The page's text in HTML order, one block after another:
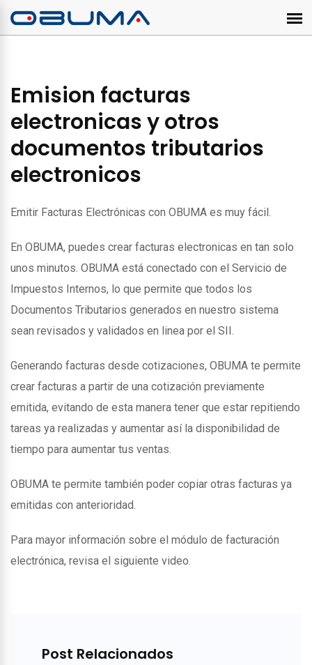
Emision facturas
electronicas y otros
documentos tributarios
electronicos
Emitir Facturas Electrónicas con OBUMA es muy fácil.
En OBUMA, puedes crear facturas electronicas en tan solo
unos minutos. OBUMA está conectado con el Servicio de
Impuestos Internos, lo que permite que todos los
Documentos Tributarios generados en nuestro sistema
sean revisados y validados en linea por el SII.
Generando facturas desde cotizaciones, OBUMA te permite
crear facturas a partir de una cotización previamente
emitida, evitando de esta manera tener que estar repitiendo
tareas ya realizadas y aumentar así la disponibilidad de
tiempo para aumentar tus ventas.
OBUMA te permite también poder copiar otras facturas ya
emitidas con anterioridad.
Para mayor información sobre el módulo de facturación
electrónica, revisa el siguiente video.
Post Relacionados